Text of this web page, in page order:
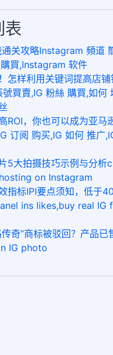
表
关攻略Instagram 頻道
買,Instagram 软件
怎样利用关键词提高店铺
號買賣,IG 粉絲 購買,如何
ROI，你也可以成为亚马
订阅 购买,IG 如何 推广
5大拍摄技巧示例与分析
on Instagram
指标IPI要点须知，低于
ins likes,buy real IG
奇”商标被驳回？产品已
IG photo